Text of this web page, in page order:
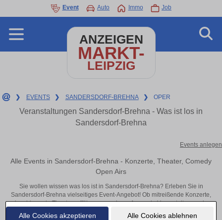
Alle Cookies akzeptieren Alle Cookies ablehnen
Event Auto Immo Job
ANZEIGEN
MARKT-
LEIPZIG
❯ EVENTS ❯ SANDERSDORF-BREHNA ❯ OPER
Veranstaltungen Sandersdorf-Brehna - Was ist los in
Sandersdorf-Brehna
Events anlegen
Alle Events in Sandersdorf-Brehna - Konzerte, Theater, Comedy
Open Airs
Sie wollen wissen was los ist in Sandersdorf-Brehna? Erleben Sie in
Sandersdorf-Brehna vielseitiges Event-Angebot! Ob mitreißende Konzerte,
inspirierende Theateraufführungen oder aufregende Veranstaltungen in
Sandersdorf-Brehna – hier finden alles im Überblick und Tickets.